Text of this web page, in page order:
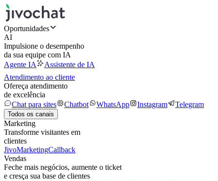
Oportunidades
AI
Impulsione o desempenho
da sua equipe com IA
Agente IA
Assistente de IA
Atendimento ao cliente
Ofereça atendimento
de excelência
Chat para sites
Chatbot WhatsApp Instagram Telegram
Todos os canais
Marketing
Transforme visitantes em
clientes
JivoMarketingCallback
Vendas
Feche mais negócios, aumente o ticket
e cresça sua base de clientes